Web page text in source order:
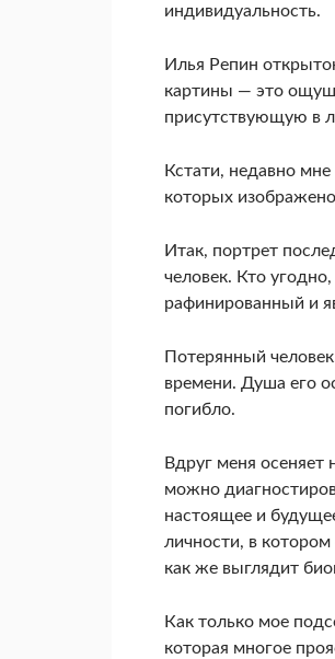
индивидуальность.
Илья Репин
картины — это
присутствующую в
Кстати, недавно
которых
Итак, портрет
человек. Кто
рафинированный и
Потерянный
времени. Душа его
погибло.
Вдруг меня осеняет
можно
настоящее и
личности, в
как же выглядит
Как только мое
которая многое